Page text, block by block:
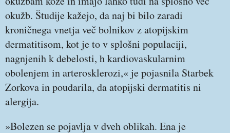
okužb. Študije kažejo, da naj bi bilo zaradi
kroničnega vnetja več bolnikov z atopijskim
dermatitisom, kot je to v splošni populaciji,
nagnjenih k debelosti, h kardiovaskularnim
obolenjem in arterosklerozi,« je pojasnila Starbek
Zorkova in poudarila, da atopijski dermatitis ni
alergija.
»Bolezen se pojavlja v dveh oblikah. Ena je